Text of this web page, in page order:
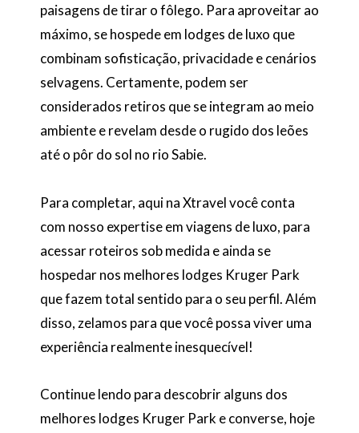
paisagens de tirar o fôlego. Para aproveitar ao
máximo, se hospede em lodges de luxo que
combinam sofisticação, privacidade e cenários
selvagens. Certamente, podem ser
considerados retiros que se integram ao meio
ambiente e revelam desde o rugido dos leões
até o pôr do sol no rio Sabie.
Para completar, aqui na Xtravel você conta
com nosso expertise em viagens de luxo, para
acessar roteiros sob medida e ainda se
hospedar nos melhores lodges Kruger Park
que fazem total sentido para o seu perfil. Além
disso, zelamos para que você possa viver uma
experiência realmente inesquecível!
Continue lendo para descobrir alguns dos
melhores lodges Kruger Park e converse, hoje